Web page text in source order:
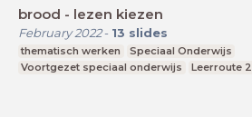
brood - lezen kiezen
February 2022- 13 slides
thematisch werken
Speciaal Onderwijs
Voortgezet speciaal onderwijs
Leerroute 2